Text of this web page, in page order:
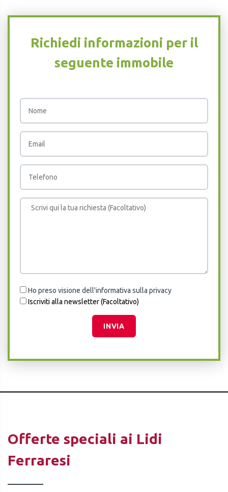
Richiedi informazioni per il
seguente immobile
Ho preso visione dell'informativa sulla privacy
Iscriviti alla newsletter (Facoltativo)
INVIA
Offerte speciali ai Lidi
Ferraresi